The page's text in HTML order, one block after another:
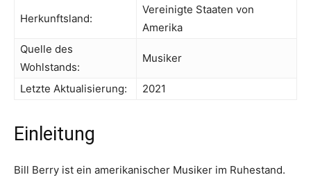
Herkunftsland:
Vereinigte Staaten von
Amerika
Quelle des
Wohlstands:
Musiker
Letzte Aktualisierung: 2021
Einleitung
Bill Berry ist ein amerikanischer Musiker im Ruhestand.